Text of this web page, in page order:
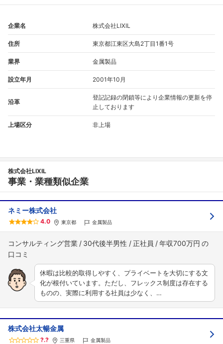
企業名 株式会社LIXIL
住所 東京都江東区大島2丁目1番1号
業界 金属製品
設立年月 2001年10月
沿革
登記記録の閉鎖等により企業情報の更新を停
止しております
上場区分 非上場
株式会社LIXIL
事業・業種類似企業
ネミー株式会社
4.0 東京都 金属製品
コンサルティング営業 30代後半男性 正社員 年収700万円
休暇は比較的取得しやすく、プライベートを大切にする文
化が根付いています。ただし、フレックス制度は存在する
ものの、実際に利用する社員は少なく、…
株式会社太暢金属
?.? 三重県 金属製品